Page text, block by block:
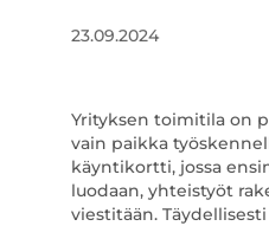
23.09.2024
Yrityksen toimitila on
vain paikka
käyntikortti, jossa
luodaan, yhteistyöt
viestitään.